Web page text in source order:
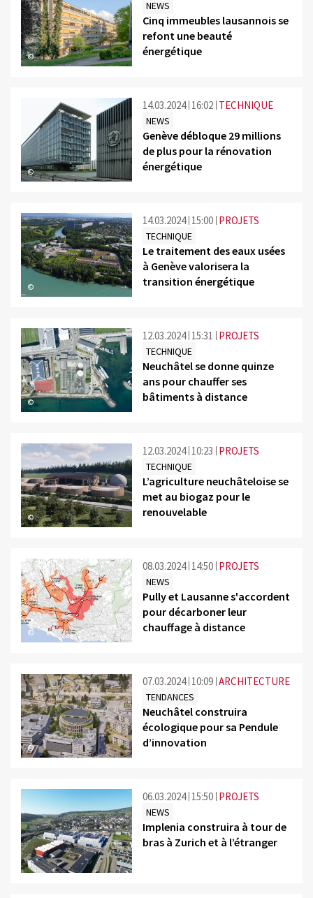
©
NEWS
Cinq immeubles lausannois se
refont une beauté
énergétique
©
14.03.2024 16:02 TECHNIQUE
NEWS
Genève débloque 29 millions
de plus pour la rénovation
énergétique
©
14.03.2024 15:00 PROJETS
TECHNIQUE
Le traitement des eaux usées
à Genève valorisera la
transition énergétique
©
12.03.2024 15:31 PROJETS
TECHNIQUE
Neuchâtel se donne quinze
ans pour chauffer ses
bâtiments à distance
©
12.03.2024 10:23 PROJETS
TECHNIQUE
L’agriculture neuchâteloise se
met au biogaz pour le
renouvelable
©
08.03.2024 14:50 PROJETS
NEWS
Pully et Lausanne s'accordent
pour décarboner leur
chauffage à distance
©
07.03.2024 10:09 ARCHITECTURE
TENDANCES
Neuchâtel construira
écologique pour sa Pendule
d’innovation
©
06.03.2024 15:50 PROJETS
NEWS
Implenia construira à tour de
bras à Zurich et à l’étranger